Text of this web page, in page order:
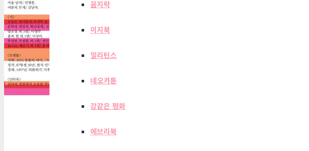
꼼지락
이지북
얼리틴스
네오카툰
강같은 평화
에브리북